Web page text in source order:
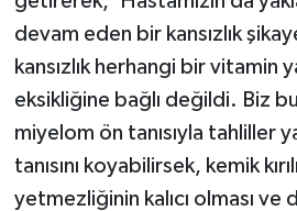
devam eden bir kansızlık
kansızlık herhangi bir vitamin
eksikliğine bağlı değildi. Biz
miyelom ön tanısıyla tahliller
tanısını koyabilirsek, kemik
yetmezliğinin kalıcı olması ve